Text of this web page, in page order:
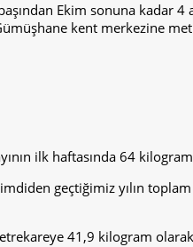
Ekim sonuna kadar
kent merkezine
ilk haftasında 64 kilogram
geçtiğimiz yılın
41,9 kilogram